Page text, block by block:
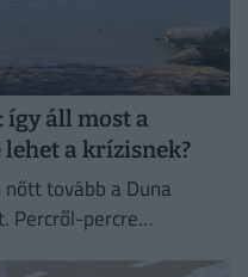
így áll most a
a krízisnek?
tovább a Duna
Percről-percre